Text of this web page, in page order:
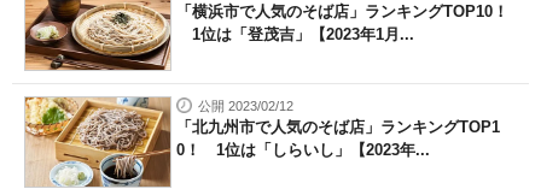
「横浜市で人気のそば店」ランキングTOP10！
1位は「登茂吉」【2023年1月...
公開 2023/02/12
「北九州市で人気のそば店」ランキングTOP1
0！ 1位は「しらいし」【2023年...